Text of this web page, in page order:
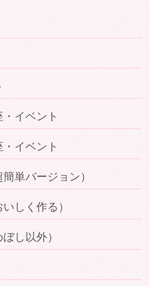
・イベント
・イベント
単バージョン）
いしく作る）
ぼし以外）